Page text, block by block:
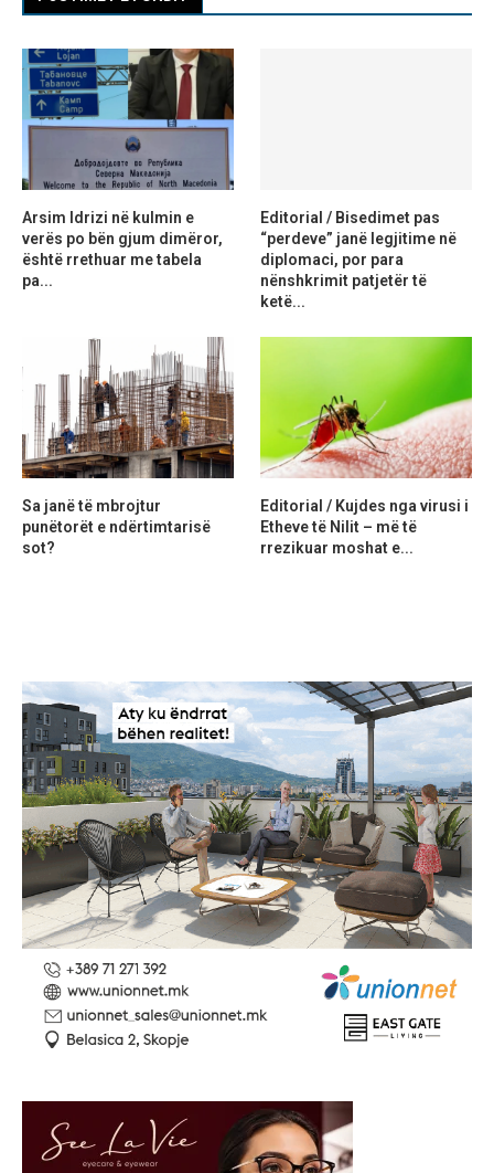
Arsim Idrizi në kulmin e
verës po bën gjum dimëror,
është rrethuar me tabela
pa...
Editorial / Bisedimet pas
“perdeve” janë legjitime në
diplomaci, por para
nënshkrimit patjetër të
ketë...
Sa janë të mbrojtur
punëtorët e ndërtimtarisë
sot?
Editorial / Kujdes nga virusi i
Etheve të Nilit – më të
rrezikuar moshat e...